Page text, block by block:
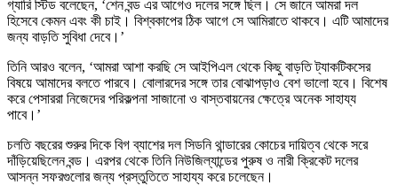
গ্যারি স্টিড বলেছেন, ‘শেন বন্ড এর আগেও দলের সঙ্গে ছিল। সে জানে আমরা দল
হিসেবে কেমন এবং কী চাই। বিশ্বকাপের ঠিক আগে সে আমিরাতে থাকবে। এটি আমাদের
জন্য বাড়তি সুবিধা দেবে।’
তিনি আরও বলেন, ‘আমরা আশা করছি সে আইপিএল থেকে কিছু বাড়তি ট্যাকটিকসের
বিষয়ে আমাদের বলতে পারবে। বোলারদের সঙ্গে তার বোঝাপড়াও বেশ ভালো হবে। বিশেষ
করে পেসাররা নিজেদের পরিকল্পনা সাজানো ও বাস্তবায়নের ক্ষেত্রে অনেক সাহায্য
পাবে।’
চলতি বছরের শুরুর দিকে বিগ ব্যাশের দল সিডনি থান্ডারের কোচের দায়িত্ব থেকে সরে
দাঁড়িয়েছিলেন বন্ড। এরপর থেকে তিনি নিউজিল্যান্ডের পুরুষ ও নারী ক্রিকেট দলের
আসন্ন সফরগুলোর জন্য প্রস্তুতিতে সাহায্য করে চলেছেন।